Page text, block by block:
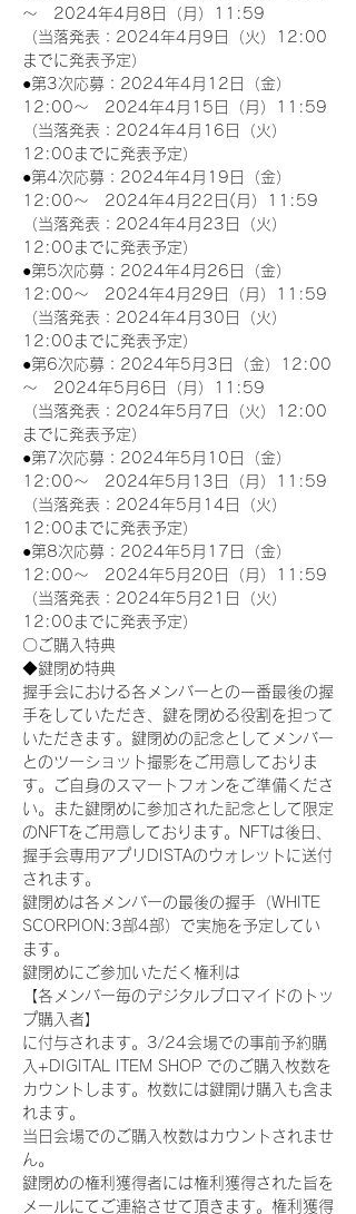
～　2024年4月8日（月）11:59
（当落発表：2024年4月9日（火）12:00
までに発表予定）
●第3次応募：2024年4月12日（金）
12:00～　2024年4月15日（月）11:59
（当落発表：2024年4月16日（火）
12:00までに発表予定）
●第4次応募：2024年4月19日（金）
12:00～　2024年4月22日(月）11:59
（当落発表：2024年4月23日（火）
12:00までに発表予定）
●第5次応募：2024年4月26日（金）
12:00～　2024年4月29日（月）11:59
（当落発表：2024年4月30日（火）
12:00までに発表予定）
●第6次応募：2024年5月3日（金）12:00
～　2024年5月6日（月）11:59
（当落発表：2024年5月7日（火）12:00
までに発表予定）
●第7次応募：2024年5月10日（金）
12:00～　2024年5月13日（月）11:59
（当落発表：2024年5月14日（火）
12:00までに発表予定）
●第8次応募：2024年5月17日（金）
12:00～　2024年5月20日（月）11:59
（当落発表：2024年5月21日（火）
12:00までに発表予定）
〇ご購入特典
◆鍵閉め特典
握手会における各メンバーとの一番最後の握
手をしていただき、鍵を閉める役割を担って
いただきます。鍵閉めの記念としてメンバー
とのツーショット撮影をご用意しておりま
す。ご自身のスマートフォンをご準備くださ
い。また鍵閉めに参加された記念として限定
のNFTをご用意しております。NFTは後日、
握手会専用アプリDISTAのウォレットに送付
されます。
鍵閉めは各メンバーの最後の握手（WHITE
SCORPION:3部4部）で実施を予定してい
ます。
鍵閉めにご参加いただく権利は
【各メンバー毎のデジタルブロマイドのトッ
プ購入者】
に付与されます。3/24会場での事前予約購
入+DIGITAL ITEM SHOP でのご購入枚数を
カウントします。枚数には鍵開け購入も含ま
れます。
当日会場でのご購入枚数はカウントされませ
ん。
鍵閉めの権利獲得者には権利獲得された旨を
メールにてご連絡させて頂きます。権利獲得